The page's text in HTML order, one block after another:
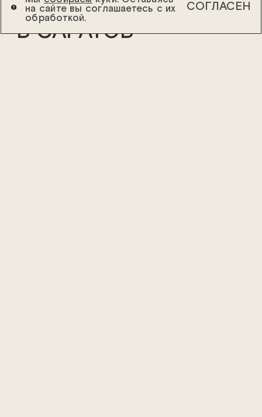
ЕДЕТ НА ГАСТРОЛИ
В САРАТОВ
на сайте вы соглашаетесь с их
обработкой.
СОГЛАСЕН